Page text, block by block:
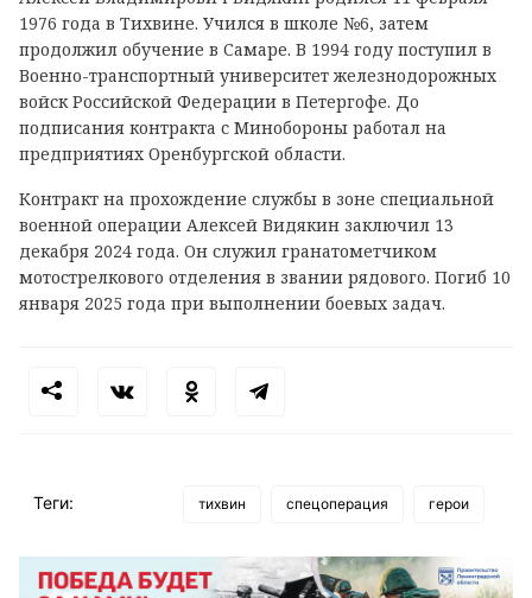
1976 года в Тихвине. Учился в школе №6, затем
продолжил обучение в Самаре. В 1994 году поступил в
Военно-транспортный университет железнодорожных
войск Российской Федерации в Петергофе. До
подписания контракта с Минобороны работал на
предприятиях Оренбургской области.
Контракт на прохождение службы в зоне специальной
военной операции Алексей Видякин заключил 13
декабря 2024 года. Он служил гранатометчиком
мотострелкового отделения в звании рядового. Погиб 10
января 2025 года при выполнении боевых задач.
Теги: тихвин спецоперация герои